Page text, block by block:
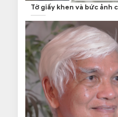
Tờ giấy khen và bức ảnh